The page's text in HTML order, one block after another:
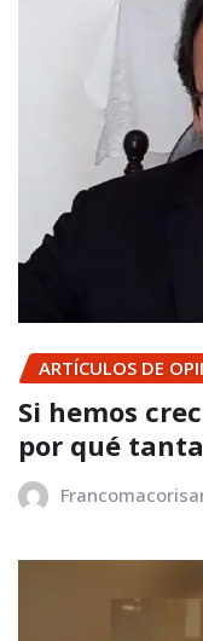
ARTÍCULOS DE
Si hemos
por qué